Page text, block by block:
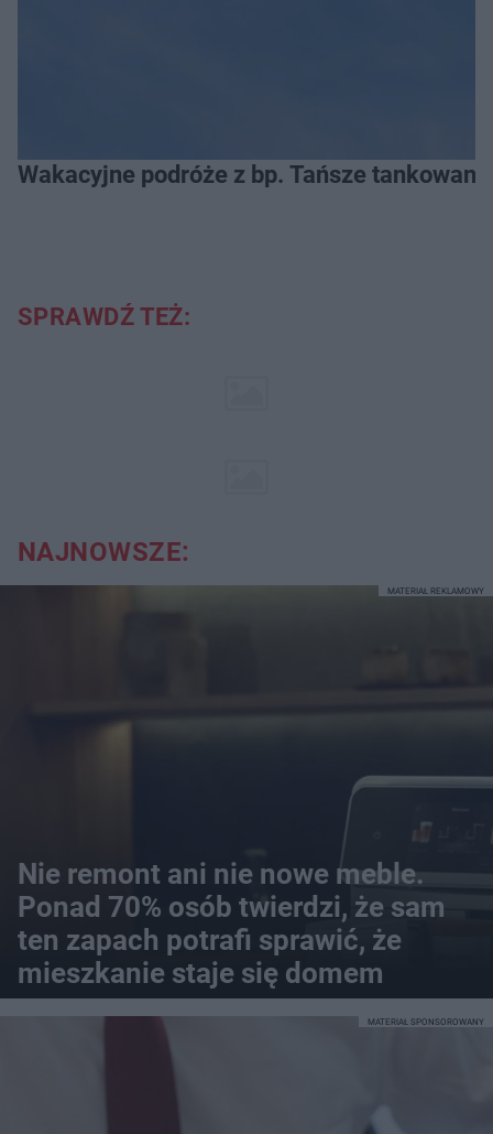
Wakacyjne podróże z bp. Tańsze
SPRAWDŹ TEŻ:
NAJNOWSZE:
Nie remont ani nie nowe meble.
Ponad 70% osób twierdzi, że sam
ten zapach potrafi sprawić, że
mieszkanie staje się domem
MATERIAŁ REKLAMOWY
MATERIAŁ SPONSOROWANY